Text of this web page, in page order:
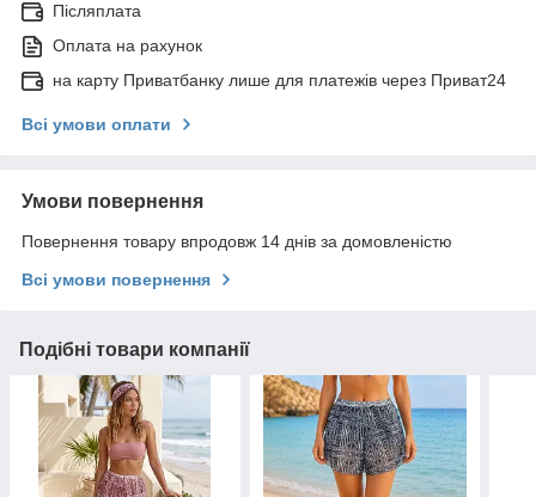
Післяплата
Оплата на рахунок
на карту Приватбанку лише для платежів через Приват24
Всі умови оплати
Умови повернення
Повернення товару впродовж 14 днів за домовленістю
Всі умови повернення
Подібні товари компанії